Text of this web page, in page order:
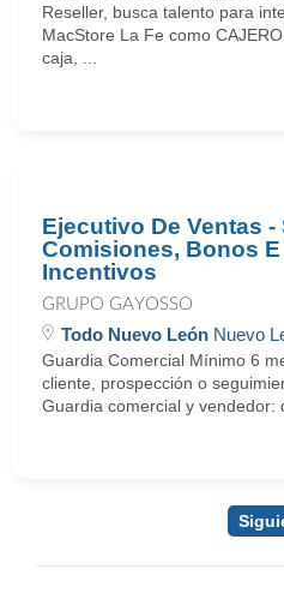
Reseller, busca talento para
MacStore La Fe como
caja, ...
Ejecutivo De Ventas -
Comisiones, Bonos E
Incentivos
GRUPO GAYOSSO
Todo Nuevo León Nuevo
Guardia Comercial Mínimo 6
cliente, prospección o
Guardia comercial y vendedor: